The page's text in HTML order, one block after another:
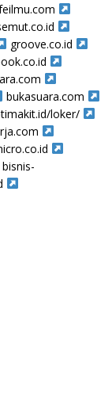
groove.co.id
bukasuara.com
loker/
bisnis-